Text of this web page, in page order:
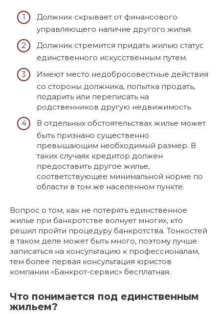
Должник скрывает от финансового
управляющего наличие другого жилья.
Должник стремится придать жилью статус
единственного искусственным путем.
Имеют место недобросовестные действия
со стороны должника, попытка продать,
подарить или переписать на
родственников другую недвижимость.
В отдельных обстоятельствах жилье может
быть признано существенно
превышающим необходимый размер. В
таких случаях кредитор должен
предоставить другое жилье,
соответствующее минимальной норме по
области в том же населенном пункте.
Вопрос о том, как не потерять единственное
жилье при банкротстве волнует многих, кто
решил пройти процедуру банкротства. Тонкостей
в таком деле может быть много, поэтому лучше
записаться на консультацию к профессионалам,
тем более первая консультация юристов
компании «Банкрот-сервис» бесплатная.
Что понимается под единственным
жильем?